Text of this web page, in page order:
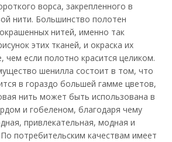
ворса, закрепленного в
нити. Большинство полотен
нитей, именно так
этих тканей, и окраска их
чем если полотно красится целиком.
шенилла состоит в том, что
в гораздо большей гамме цветов,
нить может быть использована в
и гобеленом, благодаря чему
привлекательная, модная и
потребительским качествам имеет